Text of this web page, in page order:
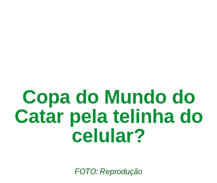
Copa do Mundo do
Catar pela telinha do
celular?
FOTO: Reprodução